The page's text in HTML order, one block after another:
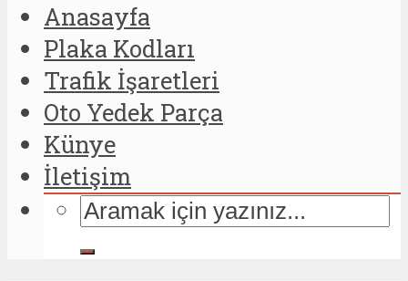
Anasayfa
Plaka Kodları
Trafik İşaretleri
Oto Yedek Parça
Künye
İletişim